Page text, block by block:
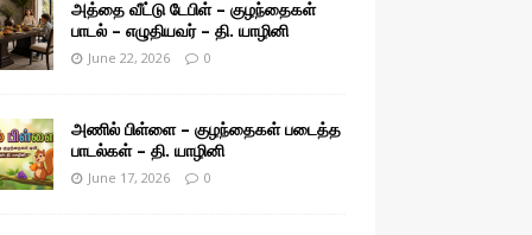
அத்தை வீட்டு டேபிள் – குழந்தைகள்
பாடல் – எழுதியவர் – தி. யாழினி
June 22, 2026 0
அணில் பிள்ளை – குழந்தைகள் படைத்த
பாடல்கள் – தி. யாழினி
June 17, 2026 0